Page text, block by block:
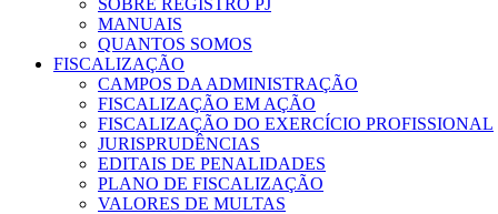
SOBRE REGISTRO PJ
MANUAIS
QUANTOS SOMOS
FISCALIZAÇÃO
CAMPOS DA ADMINISTRAÇÃO
FISCALIZAÇÃO EM AÇÃO
FISCALIZAÇÃO DO EXERCÍCIO PROFISSIONAL
JURISPRUDÊNCIAS
EDITAIS DE PENALIDADES
PLANO DE FISCALIZAÇÃO
VALORES DE MULTAS